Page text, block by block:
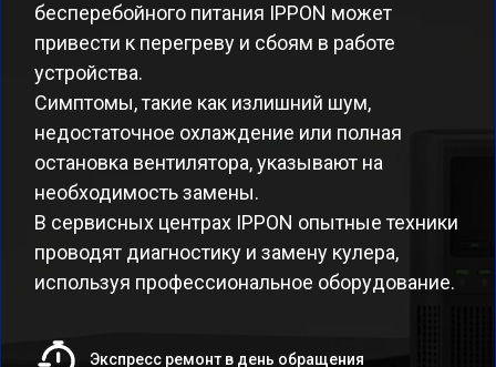
бесперебойного питания IPPON может
привести к перегреву и сбоям в работе
устройства.
Симптомы, такие как излишний шум,
недостаточное охлаждение или полная
остановка вентилятора, указывают на
необходимость замены.
В сервисных центрах IPPON опытные техники
проводят диагностику и замену кулера,
используя профессиональное оборудование.
Экспресс ремонт в день обращения